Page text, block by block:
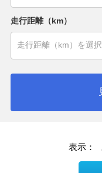
走行距離（km）
表示：